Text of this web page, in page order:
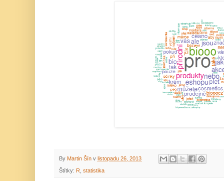
By Martin Šín v listopadu 26, 2013
Štítky: R, statistika